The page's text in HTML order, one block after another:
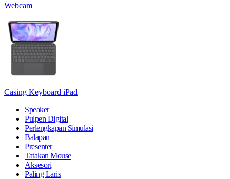
Webcam
Casing Keyboard iPad
Speaker
Pulpen Digital
Perlengkapan Simulasi
Balapan
Presenter
Tatakan Mouse
Aksesori
Paling Laris